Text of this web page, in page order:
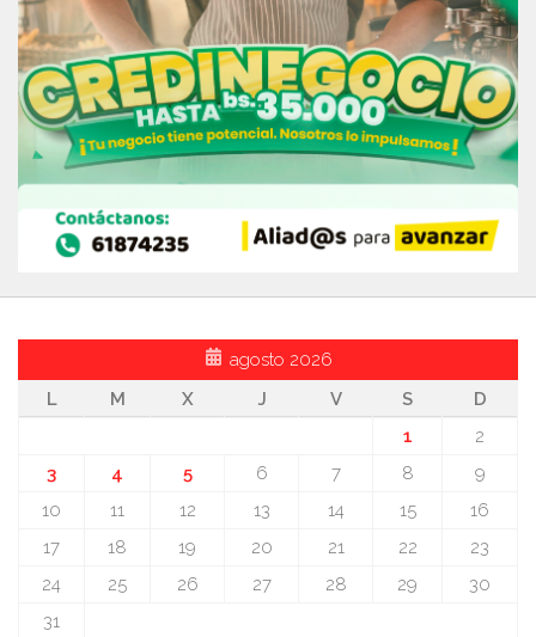
agosto 2026
L
M X J V S
D
1
2
3
4 5 6 7 8
9
10
11 12 13 14 15
16
17
18 19 20 21 22
23
24
25 26 27 28 29
30
31